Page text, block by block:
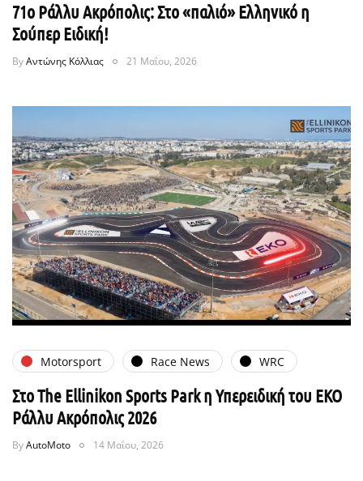
71ο Ράλλυ Ακρόπολις: Στο «παλιό» Ελληνικό η
Σούπερ Ειδική!
ByΑντώνης Κόλλιας 21 Μαΐου, 2026
Motorsport Race News WRC
Στο The Ellinikon Sports Park η Υπερειδική του ΕΚΟ
Ράλλυ Ακρόπολις 2026
ByAutoMoto 14 Μαΐου, 2026